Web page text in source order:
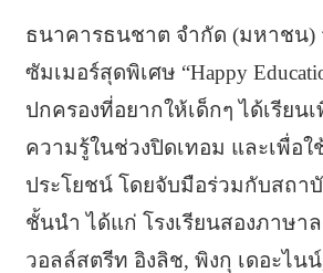
ธนาคารธนชาต จำกัด (มหาชน)
ซัมเมอร์สุดพิเศษ “Happy
ปกครองที่อยากให้เด็กๆ ได้เรียน
ความรู้ในช่วงปิดเทอม และเพื่อใ
ประโยชน์ โดยจับมือร่วมกับสถา
ชั้นนำ ได้แก่ โรงเรียนสองภาษา
วอลล์สตรีท อิงลิช, พิงกุ เดอะไน